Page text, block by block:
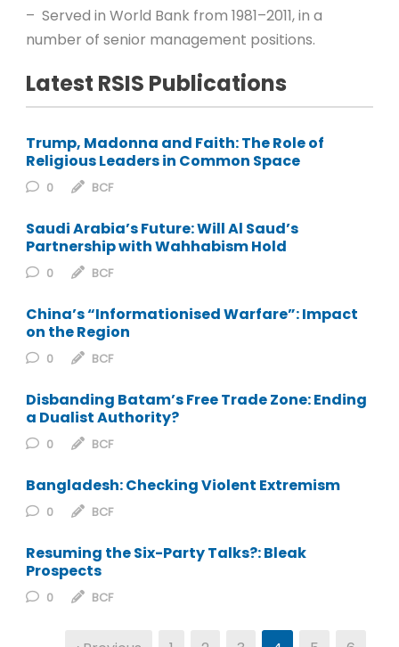
– Served in World Bank from 1981–2011, in a
number of senior management positions.
Latest RSIS Publications
Trump, Madonna and Faith: The Role of
Religious Leaders in Common Space
0 BCF
Saudi Arabia’s Future: Will Al Saud’s
Partnership with Wahhabism Hold
0 BCF
China’s “Informationised Warfare”: Impact
on the Region
0 BCF
Disbanding Batam’s Free Trade Zone: Ending
a Dualist Authority?
0 BCF
Bangladesh: Checking Violent Extremism
0 BCF
Resuming the Six-Party Talks?: Bleak
Prospects
0 BCF